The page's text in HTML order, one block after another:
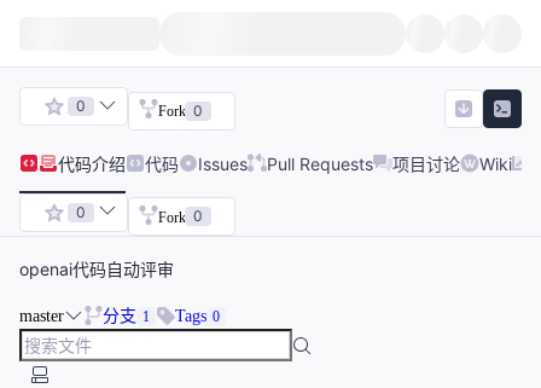
0 Fork 0
代码介绍 代码 Issues Pull Requests 项目讨论 Wiki
0 Fork 0
openai代码自动评审
master 分支 1 Tags 0